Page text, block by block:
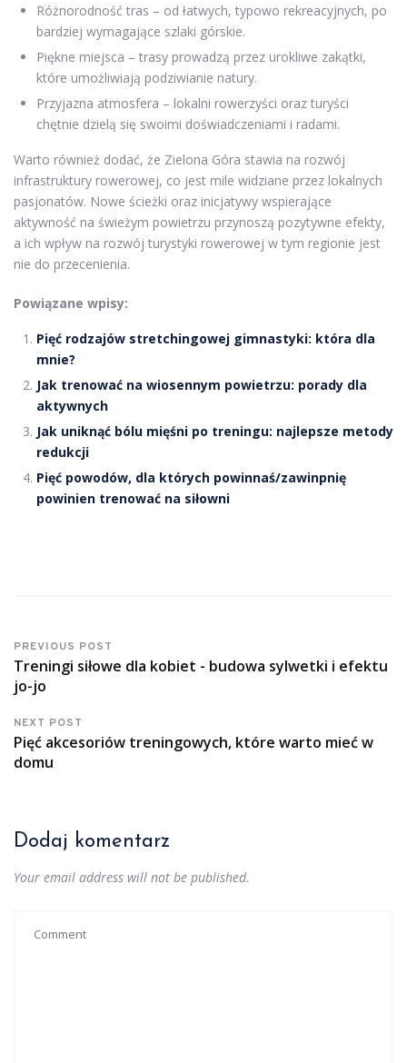
Różnorodność tras – od łatwych, typowo rekreacyjnych, po
bardziej wymagające szlaki górskie.
Piękne miejsca – trasy prowadzą przez urokliwe zakątki,
które umożliwiają podziwianie natury.
Przyjazna atmosfera – lokalni rowerzyści oraz turyści
chętnie dzielą się swoimi doświadczeniami i radami.
Warto również dodać, że Zielona Góra stawia na rozwój
infrastruktury rowerowej, co jest mile widziane przez lokalnych
pasjonatów. Nowe ścieżki oraz inicjatywy wspierające
aktywność na świeżym powietrzu przynoszą pozytywne efekty,
a ich wpływ na rozwój turystyki rowerowej w tym regionie jest
nie do przecenienia.
Powiązane wpisy:
Pięć rodzajów stretchingowej gimnastyki: która dla
mnie?
Jak trenować na wiosennym powietrzu: porady dla
aktywnych
Jak uniknąć bólu mięśni po treningu: najlepsze metody
redukcji
Pięć powodów, dla których powinnaś/zawinpnię
powinien trenować na siłowni
PREVIOUS POST
Treningi siłowe dla kobiet - budowa sylwetki i efektu
jo-jo
NEXT POST
Pięć akcesoriów treningowych, które warto mieć w
domu
Dodaj komentarz
Your email address will not be published.